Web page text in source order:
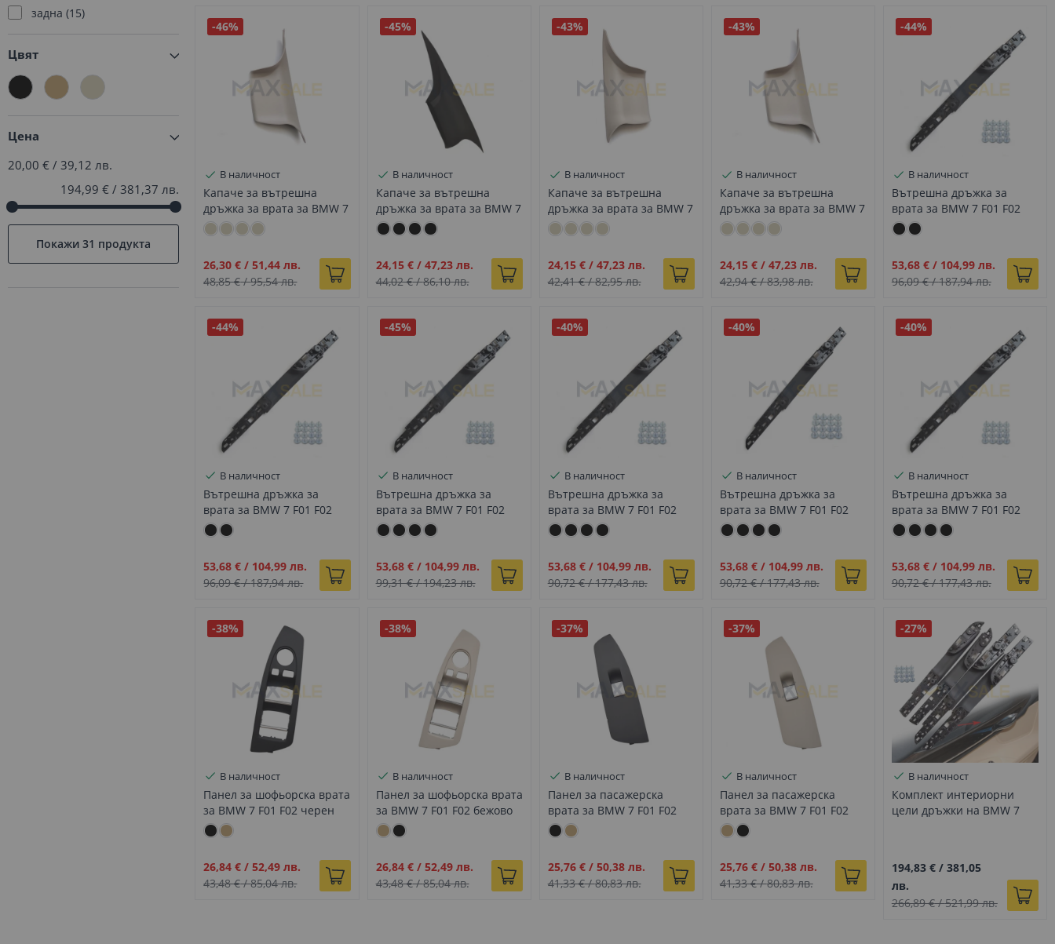
-46%
В наличност
Капаче за вътрешна
дръжка за врата за BMW 7
F01 F02 къса база задно
Промо
цена
26,30 € /51,44 лв.
48,85 €/95,54 лв.
-45%
В наличност
Капаче за вътрешна
дръжка за врата за BMW 7
F01 F02 дълга база задно
Промо
цена
24,15 €/ 47,23 лв.
44,02 €/86,10 лв.
-43%
В наличност
Капаче за вътрешна
дръжка за врата за BMW 7
F01 F02 дълга база задно
Промо
цена
24,15 €/ 47,23 лв.
42,41 €/82,95 лв.
-43%
В наличност
Капаче за вътрешна
дръжка за врата за BMW 7
F01 F02 дълга база задно
Промо
цена
24,15 €/ 47,23 лв.
42,94 €/83,98 лв.
-44%
В наличност
Вътрешна дръжка за
врата за BMW 7 F01 F02
предна черна лява
Промо
цена
53,68 €/ 104,99 лв.
96,09 €/187,94 лв.
-44%
В наличност
Вътрешна дръжка за
врата за BMW 7 F01 F02
предна черна дясна
Промо
цена
53,68 € / 104,99 лв.
96,09 €/187,94 лв.
-45%
В наличност
Вътрешна дръжка за
врата за BMW 7 F01 F02
къса база задна черна
лява
Промо
цена
53,68 €/ 104,99 лв.
99,31 €/194,23 лв.
-40%
В наличност
Вътрешна дръжка за
врата за BMW 7 F01 F02
къса база задна черна
дясна
Промо
цена
53,68 €/ 104,99 лв.
90,72 €/177,43 лв.
-40%
В наличност
Вътрешна дръжка за
врата за BMW 7 F01 F02
дълга база задна черна
лява
Промо
цена
53,68 €/ 104,99 лв.
90,72 €/177,43 лв.
-40%
В наличност
Вътрешна дръжка за
врата за BMW 7 F01 F02
дълга база задна черна
дясна
Промо
цена
53,68 €/ 104,99 лв.
90,72 €/177,43 лв.
-38%
В наличност
Панел за шофьорска врата
за BMW 7 F01 F02 черен
Промо
цена
26,84 € /52,49 лв.
43,48 €/85,04 лв.
-38%
В наличност
Панел за шофьорска врата
за BMW 7 F01 F02 бежово
Промо
цена
26,84 €/ 52,49 лв.
43,48 €/85,04 лв.
-37%
В наличност
Панел за пасажерска
врата за BMW 7 F01 F02
черен
Промо
цена
25,76 €/ 50,38 лв.
41,33 €/80,83 лв.
-37%
В наличност
Панел за пасажерска
врата за BMW 7 F01 F02
бежов
Промо
цена
25,76 €/ 50,38 лв.
41,33 €/80,83 лв.
-27%
В наличност
Комплект интериорни
цели дръжки на BMW 7
194,83 €/ 381,05
лв.
266,89 €/521,99 лв.
задна 15
Цвят
Цена
20,00 € / 39,12 лв.
194,99 € /381,37 лв.
Покажи31 продукта